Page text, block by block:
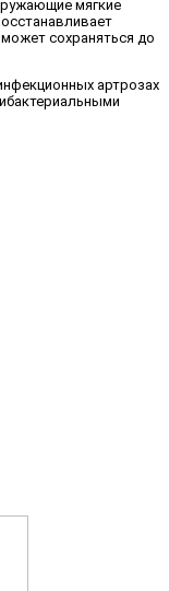
мягкие
сохраняться до
артрозах